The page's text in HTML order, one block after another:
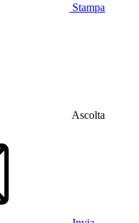
Stampa
Ascolta